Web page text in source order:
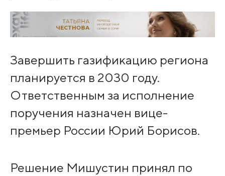
Завершить газификацию региона
планируется в 2030 году.
Ответственным за исполнение
поручения назначен вице-
премьер России Юрий Борисов.
Решение Мишустин принял по